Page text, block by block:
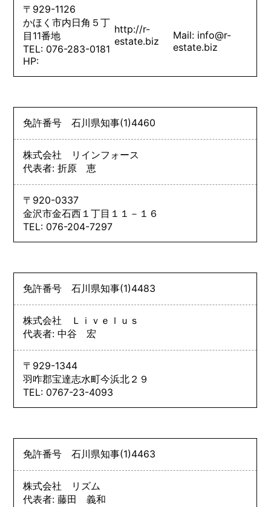
〒929-1126
かほく市内日角５丁
目11番地
TEL: 076-283-0181
HP:
http://r-
estate.biz
Mail: info@r-
estate.biz
免許番号石川県知事(1)4460
株式会社 リインフォース
代表者: 折原 恵
〒920-0337
金沢市金石西１丁目１１－１６
TEL: 076-204-7297
免許番号石川県知事(1)4483
株式会社 Ｌｉｖｅｌｕｓ
代表者: 中谷 宏
〒929-1344
羽咋郡宝達志水町今浜北２９
TEL: 0767-23-4093
免許番号石川県知事(1)4463
株式会社 リズム
代表者: 藤田 義和